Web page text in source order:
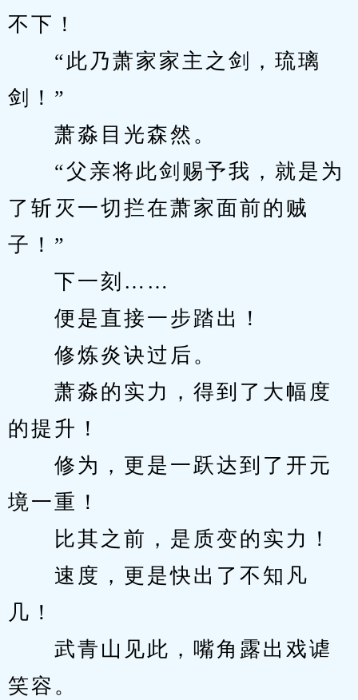
不下！
“此乃萧家家主之剑，琉璃
剑！”
萧淼目光森然。
“父亲将此剑赐予我，就是为
了斩灭一切拦在萧家面前的贼
子！”
下一刻……
便是直接一步踏出！
修炼炎诀过后。
萧淼的实力，得到了大幅度
的提升！
修为，更是一跃达到了开元
境一重！
比其之前，是质变的实力！
速度，更是快出了不知凡
几！
武青山见此，嘴角露出戏谑
笑容。